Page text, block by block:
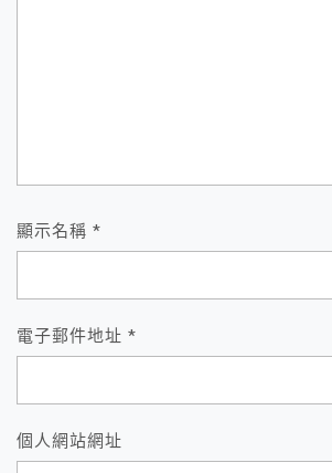
顯示名稱 *
電子郵件地址 *
個人網站網址